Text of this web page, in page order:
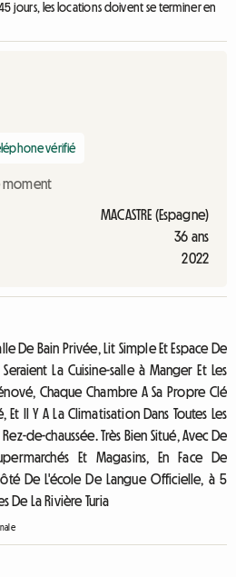
jours, les locations doivent se terminer en
vérifié
moment
MACASTRE (Espagne)
36 ans
2022
De Bain Privée, Lit Simple Et Espace De
Seraient La Cuisine-salle à Manger Et Les
Chaque Chambre A Sa Propre Clé
Il Y A La Climatisation Dans Toutes Les
de-chaussée. Très Bien Situé, Avec De
Et Magasins, En Face De
De L'école De Langue Officielle, à 5
De La Rivière Turia